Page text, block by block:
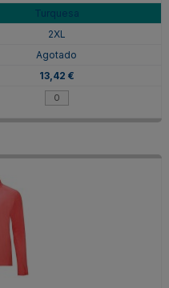
Turquesa
2XL
Agotado
13,42 €